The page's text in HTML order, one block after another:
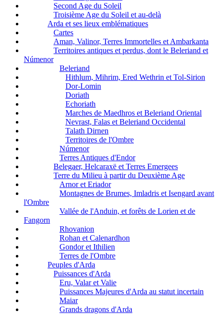
Second Age du Soleil
Troisième Age du Soleil et au-delà
Arda et ses lieux emblématiques
Cartes
Aman, Valinor, Terres Immortelles et Ambarkanta
Territoires antiques et perdus, dont le Beleriand et
Númenor
Beleriand
Hithlum, Mihrim, Ered Wethrin et Tol-Sirion
Dor-Lomin
Doriath
Echoriath
Marches de Maedhros et Beleriand Oriental
Nevrast, Falas et Beleriand Occidental
Talath Dirnen
Territoires de l'Ombre
Númenor
Terres Antiques d'Endor
Belegaer, Helcaraxë et Terres Emergees
Terre du Milieu à partir du Deuxième Age
Arnor et Eriador
Montagnes de Brumes, Imladris et Isengard avant
l'Ombre
Vallée de l'Anduin, et forêts de Lorien et de
Fangorn
Rhovanion
Rohan et Calenardhon
Gondor et Ithilien
Terres de l'Ombre
Peuples d'Arda
Puissances d'Arda
Eru, Valar et Valie
Puissances Majeures d'Arda au statut incertain
Maiar
Grands dragons d'Arda